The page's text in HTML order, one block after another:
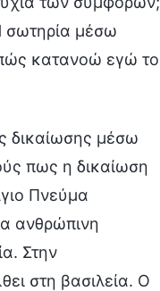
σωτηρία μέσω
πώς κατανοώ εγώ το
δικαίωσης μέσω
πως η δικαίωση
Πνεύμα
ανθρώπινη
Στην
στη βασιλεία. Ο